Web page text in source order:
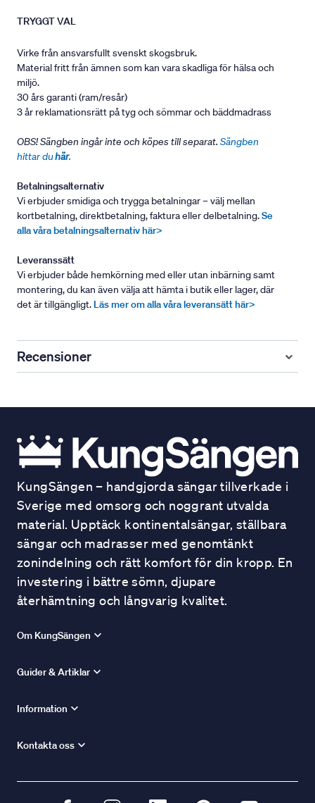
TRYGGT VAL
Virke från ansvarsfullt svenskt skogsbruk.
Material fritt från ämnen som kan vara skadliga för hälsa och
miljö.
30 års garanti (ram/resår)
3 år reklamationsrätt på tyg och sömmar och bäddmadrass
OBS! Sängben ingår inte och köpes till separat. Sängben
hittar duhär.
Betalningsalternativ
Vi erbjuder smidiga och trygga betalningar – välj mellan
kortbetalning, direktbetalning, faktura eller delbetalning.Se
alla våra betalningsalternativ här>
Leveranssätt
Vi erbjuder både hemkörning med eller utan inbärning samt
montering, du kan även välja att hämta i butik eller lager, där
det är tillgängligt. Läs mer om alla våra leveransätt här>
Recensioner
KungSängen – handgjorda sängar tillverkade i
Sverige med omsorg och noggrant utvalda
material. Upptäck kontinentalsängar, ställbara
sängar och madrasser med genomtänkt
zonindelning och rätt komfort för din kropp. En
investering i bättre sömn, djupare
återhämtning och långvarig kvalitet.
Om KungSängen
Guider & Artiklar
Information
Kontakta oss